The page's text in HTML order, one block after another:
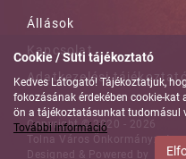
Cookie / Süti tájékoztató
Kedves Látogató! Tájékoztatjuk,
fokozásának érdekében cookie-
ön a tájékoztatásunkat tudomásul
További információ
Állások
Kapcsolat
Adatkezelési
Copyright © 2020 - 2026
Tolna Város Önkormányzata
Designed & Powered by